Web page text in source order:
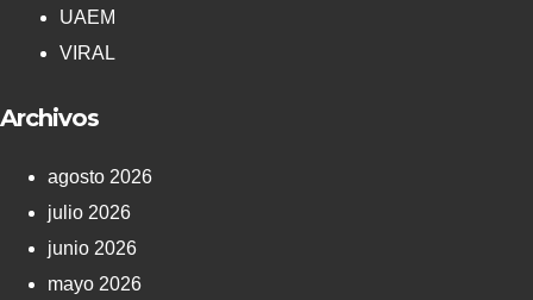
UAEM
VIRAL
Archivos
agosto 2026
julio 2026
junio 2026
mayo 2026